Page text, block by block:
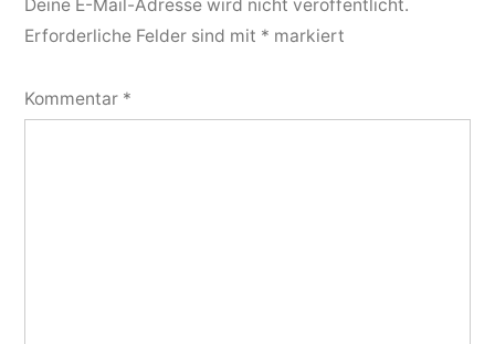
Deine E-Mail-Adresse wird nicht veröffentlicht.
Erforderliche Felder sind mit * markiert
Kommentar *